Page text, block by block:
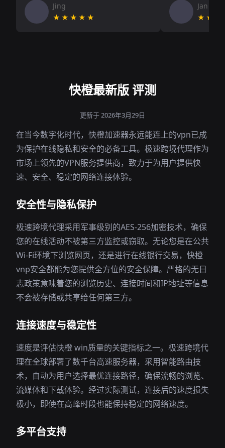
Jing
★★★★★
Jan V
快橙最新版 评测
更新于 2026年3月29日
在当今数字化时代，快橙加速器永远能连上的vpn已成
为保护在线隐私和安全的必备工具。极速跨境代理作为
市场上领先的VPN服务提供商，致力于为用户提供快
速、安全、稳定的网络连接体验。
安全性与隐私保护
极速跨境代理采用军事级别的AES-256加密技术，确保
您的在线活动不被第三方监控或窃取。无论您是在公共
Wi-Fi环境下浏览网页，还是进行在线银行交易，快橙
vnp安全都能为您提供全方位的安全保障。严格的无日
志政策意味着您的浏览历史、连接时间和IP地址等信息
不会被存储或共享给任何第三方。
连接速度与稳定性
速度是评估快橙 win质量的关键指标之一。极速跨境代
理在全球部署了数千台高速服务器，采用智能路由技
术，自动为用户选择最优连接路径，确保流畅的浏览、
流媒体和下载体验。经过实际测试，连接后的速度损失
极小，即使在高峰时段也能保持稳定的网络速度。
多平台支持